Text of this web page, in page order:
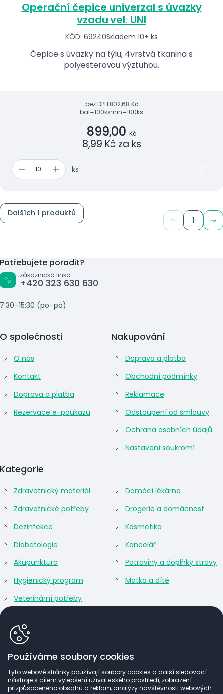
Používáme soubory cookies
Tyto webové stránky používají soubory cookies a další sledovací
nástroje s cílem vylepšení uživatelského prostředí, zobrazení
přizpůsobeného obsahu a reklam, analýzy návštěvnosti webových
Operační čepice univerzal s úvazky
vzadu vel. UNI
KÓD: 69240Skladem 10+ ks
Čepice s úvazky na týlu, 4vrstvá tkanina s
polyesterovou výztuhou.
bez DPH 802,68 Kč
bal=100ksmin=100ks
899,00 Kč
8,99 Kč za ks
ks
Dalších 1 produktů
1
Potřebujete poradit?
zákaznická linka
+420 323 630 630
7:30–15:30 (po–pá)
O společnosti
O nás
Kontakt
Doprava a platba
Rezervace e-poukazu
Kategorie
Zdravotnický materiál
Zdravotnické potřeby
Dezinfekce
Diabetologie
Akupunktura
Hygienický program
Veterinární potřeby
Domácí lékárna
Drogerie a domácnost
Kosmetika
Kancelář
Potraviny a doplňky stravy
Matka a dítě
Nakupování
Doprava a platba
Obchodní podmínky
Reklamace
Odstoupení od smlouvy
Ochrana osobních údajů
Nastavení soukromí